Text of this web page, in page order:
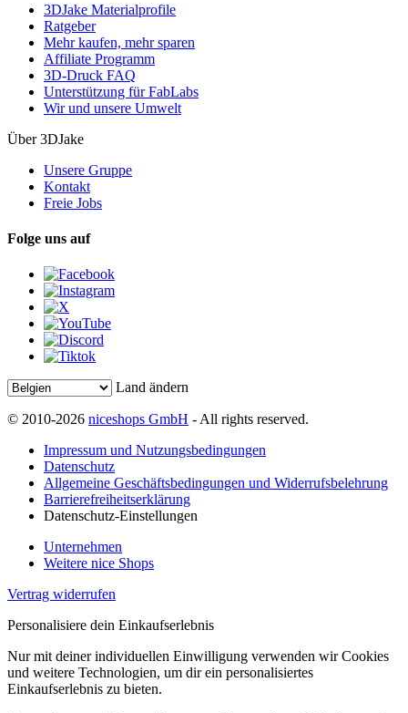
3DJake Materialprofile
Ratgeber
Mehr kaufen, mehr sparen
Affiliate Programm
3D-Druck FAQ
Unterstützung für FabLabs
Wir und unsere Umwelt
Über 3DJake
Unsere Gruppe
Kontakt
Freie Jobs
Folge uns auf
Land ändern
© 2010-2026 niceshops GmbH - All rights reserved.
Impressum und Nutzungsbedingungen
Datenschutz
Allgemeine Geschäftsbedingungen und Widerrufsbelehrung
Barrierefreiheitserklärung
Datenschutz-Einstellungen
Unternehmen
Weitere nice Shops
Vertrag widerrufen
Personalisiere dein Einkaufserlebnis
Nur mit deiner individuellen Einwilligung verwenden wir Cookies
und weitere Technologien, um dir ein personalisiertes
Einkaufserlebnis zu bieten.